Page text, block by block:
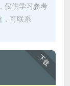
仅供学习参考
可联系
下载